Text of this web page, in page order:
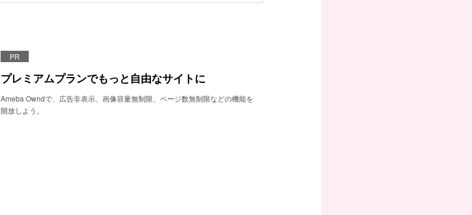
PR
プレミアムプランでもっと自由なサイトに
Ameba Owndで、広告非表示、画像容量無制限、ページ数無制限などの機能を
開放しよう。